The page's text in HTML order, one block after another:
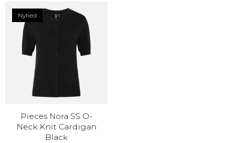
Nyhed
Pieces Nora SS O-
Neck Knit Cardigan
Black